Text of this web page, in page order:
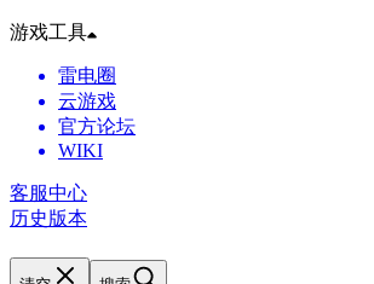
游戏工具
雷电圈
云游戏
官方论坛
WIKI
客服中心
历史版本